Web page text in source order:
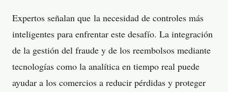
Expertos señalan que la necesidad de controles más
inteligentes para enfrentar este desafío. La integración
de la gestión del fraude y de los reembolsos mediante
tecnologías como la analítica en tiempo real puede
ayudar a los comercios a reducir pérdidas y proteger